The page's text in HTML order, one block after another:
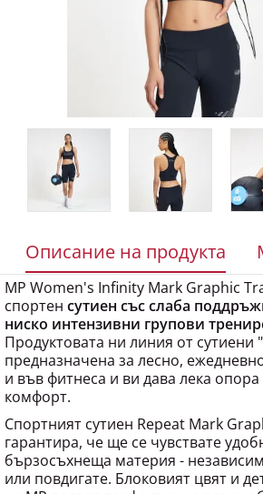
MP Women's Infinity Mark Graphic
спортенсутиен със слаба
ниско интензивни групови
Продуктовата ни линия от сутиени
предназначена за лесно,
и във фитнеса и ви дава лека
комфорт.
Спортният сутиен Repeat Mark
гарантира, че ще се чувствате
бързосъхнеща материя -
или повдигате. Блоковият цвят и
на MP пасват перфектно на всяко